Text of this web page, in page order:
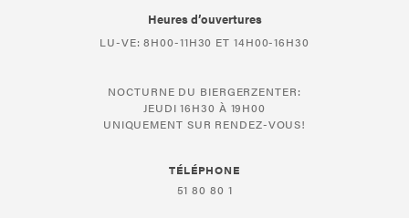
Heures d’ouvertures
LU-VE: 8H00-11H30 ET 14H00-16H30
NOCTURNE DU BIERGERZENTER:
JEUDI 16H30 À 19H00
UNIQUEMENT SUR RENDEZ-VOUS!
TÉLÉPHONE
51 80 80 1